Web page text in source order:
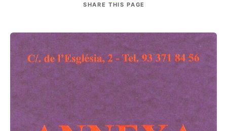
SHARE THIS PAGE